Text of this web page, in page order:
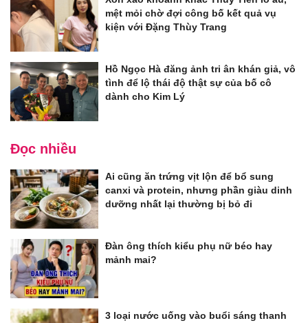
mệt mỏi chờ đợi công bố kết quả vụ
kiện với Đặng Thùy Trang
Hồ Ngọc Hà đăng ảnh tri ân khán giả, vô
tình để lộ thái độ thật sự của bố cô
dành cho Kim Lý
Đọc nhiều
Ai cũng ăn trứng vịt lộn để bổ sung
canxi và protein, nhưng phần giàu dinh
dưỡng nhất lại thường bị bỏ đi
Đàn ông thích kiểu phụ nữ béo hay
mảnh mai?
3 loại nước uống vào buổi sáng thanh